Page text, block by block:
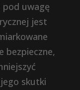
pod uwagę
jest
bezpieczne,
skutki